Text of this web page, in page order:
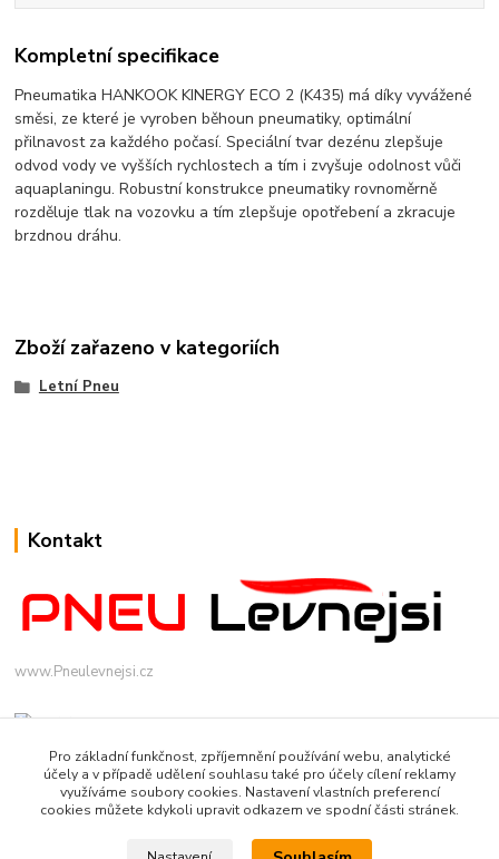
Kompletní specifikace
Pneumatika HANKOOK KINERGY ECO 2 (K435) má díky vyvážené
směsi, ze které je vyroben běhoun pneumatiky, optimální
přilnavost za každého počasí. Speciální tvar dezénu zlepšuje
odvod vody ve vyšších rychlostech a tím i zvyšuje odolnost vůči
aquaplaningu. Robustní konstrukce pneumatiky rovnoměrně
rozděluje tlak na vozovku a tím zlepšuje opotřebení a zkracuje
brzdnou dráhu.
Zboží zařazeno v kategoriích
Letní Pneu
Kontakt
www.Pneulevnejsi.cz
info(a)pneulevnejsi.cz
Pro základní funkčnost, zpříjemnění používání webu, analytické
účely a v případě udělení souhlasu také pro účely cílení reklamy
využíváme soubory cookies. Nastavení vlastních preferencí
cookies můžete kdykoli upravit odkazem ve spodní části stránek.